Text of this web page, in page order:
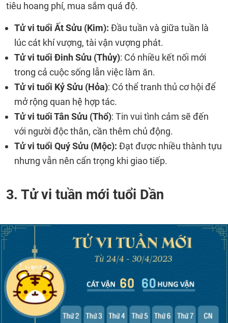
tiêu hoang phí, mua sắm quá độ.
Tử vi tuổi Ất Sửu (Kim): Đầu tuần và giữa tuần là
lúc cát khí vượng, tài vận vượng phát.
Tử vi tuổi Đinh Sửu (Thủy): Có nhiều kết nối mới
trong cả cuộc sống lẫn việc làm ăn.
Tử vi tuổi Kỷ Sửu (Hỏa): Có thể tranh thủ cơ hội để
mở rộng quan hệ hợp tác.
Tử vi tuổi Tân Sửu (Thổ): Tin vui tình cảm sẽ đến
với người độc thân, cần thêm chủ động.
Tử vi tuổi Quý Sửu (Mộc): Đạt được nhiều thành tựu
nhưng vẫn nên cẩn trọng khi giao tiếp.
3. Tử vi tuần mới tuổi Dần